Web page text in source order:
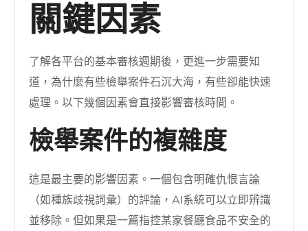
關鍵因素
了解各平台的基本審核週期後，更進一步需要知
道，為什麼有些檢舉案件石沉大海，有些卻能快速
處理。以下幾個因素會直接影響審核時間。
檢舉案件的複雜度
這是最主要的影響因素。一個包含明確仇恨言論
（如種族歧視詞彙）的評論，AI系統可以立即辨識
並移除。但如果是一篇指控某家餐廳食品不安全的